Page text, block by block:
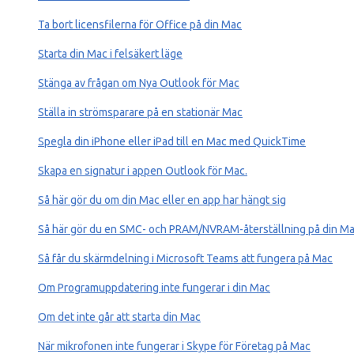
Ta bort licensfilerna för Office på din Mac
Starta din Mac i felsäkert läge
Stänga av frågan om Nya Outlook för Mac
Ställa in strömsparare på en stationär Mac
Spegla din iPhone eller iPad till en Mac med QuickTime
Skapa en signatur i appen Outlook för Mac.
Så här gör du om din Mac eller en app har hängt sig
Så här gör du en SMC- och PRAM/NVRAM-återställning på din
Så får du skärmdelning i Microsoft Teams att fungera på Mac
Om Programuppdatering inte fungerar i din Mac
Om det inte går att starta din Mac
När mikrofonen inte fungerar i Skype för Företag på Mac